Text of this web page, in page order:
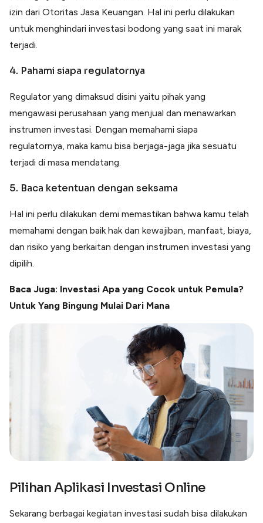
izin dari Otoritas Jasa Keuangan. Hal ini perlu dilakukan
untuk menghindari investasi bodong yang saat ini marak
terjadi.
4. Pahami siapa regulatornya
Regulator yang dimaksud disini yaitu pihak yang
mengawasi perusahaan yang menjual dan menawarkan
instrumen investasi. Dengan memahami siapa
regulatornya, maka kamu bisa berjaga-jaga jika sesuatu
terjadi di masa mendatang.
5. Baca ketentuan dengan seksama
Hal ini perlu dilakukan demi memastikan bahwa kamu telah
memahami dengan baik hak dan kewajiban, manfaat, biaya,
dan risiko yang berkaitan dengan instrumen investasi yang
dipilih.
Baca Juga: Investasi Apa yang Cocok untuk Pemula?
Untuk Yang Bingung Mulai Dari Mana
Pilihan Aplikasi Investasi Online
Sekarang berbagai kegiatan investasi sudah bisa dilakukan